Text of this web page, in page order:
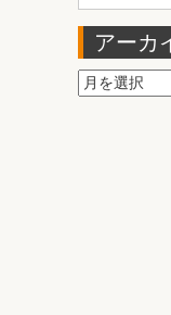
アーカ
ア
ー